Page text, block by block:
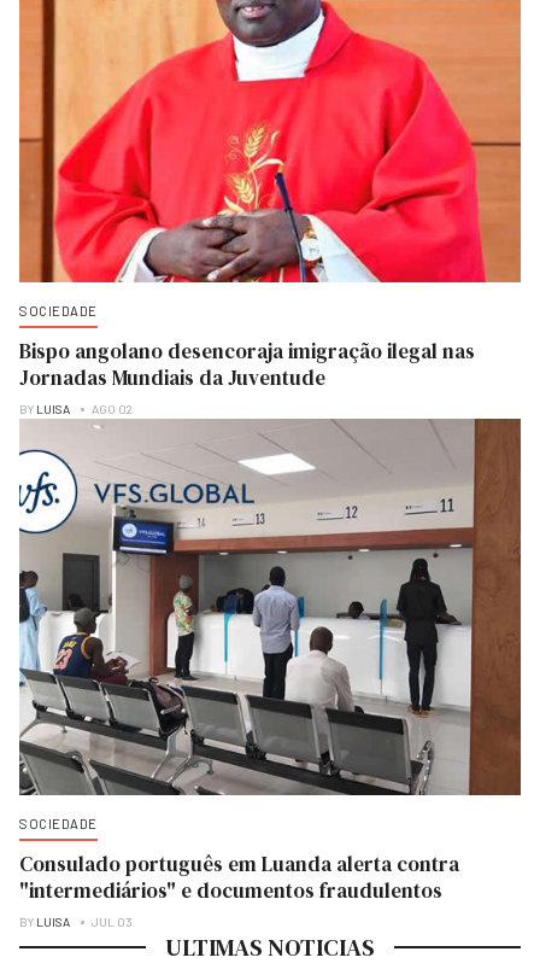
SOCIEDADE
Bispo angolano desencoraja imigração ilegal nas
Jornadas Mundiais da Juventude
BY LUISA AGO 02
SOCIEDADE
Consulado português em Luanda alerta contra
"intermediários" e documentos fraudulentos
BY LUISA JUL 03
ULTIMAS NOTICIAS